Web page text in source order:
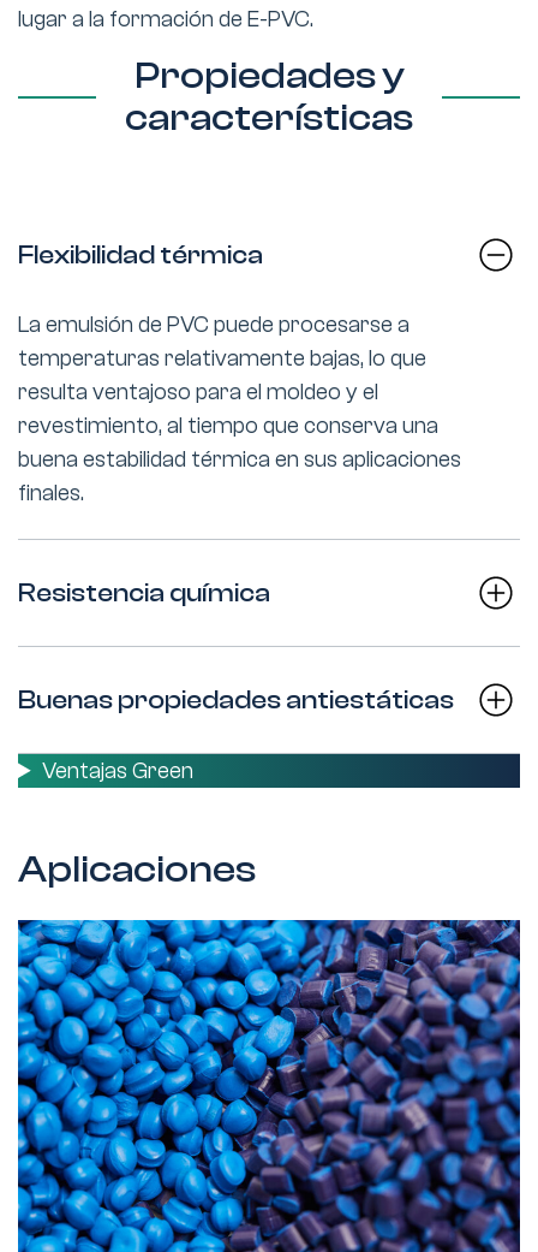
lugar a la formación de E-PVC.
Propiedades y
características
Flexibilidad térmica
La emulsión de PVC puede procesarse a
temperaturas relativamente bajas, lo que
resulta ventajoso para el moldeo y el
revestimiento, al tiempo que conserva una
buena estabilidad térmica en sus aplicaciones
finales.
Resistencia química
Buenas propiedades antiestáticas
Ventajas Green
Aplicaciones